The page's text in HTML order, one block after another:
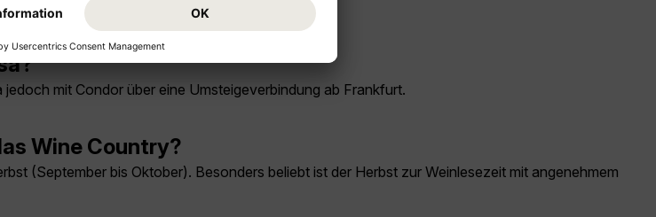
mit Condor über eine Umsteigeverbindung ab Frankfurt.
Wine Country?
(September bis Oktober). Besonders beliebt ist der Herbst zur Weinlesezeit mit angenehmem